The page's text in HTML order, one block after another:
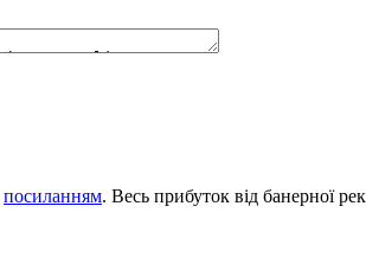
посиланням. Весь прибуток від банерної